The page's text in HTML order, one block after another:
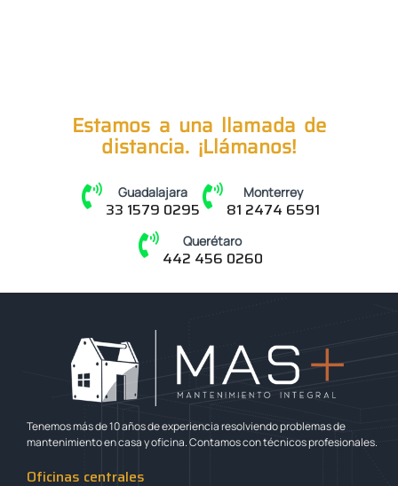
Estamos a una llamada de
distancia. ¡Llámanos!
Guadalajara
33 1579 0295
Monterrey
81 2474 6591
Querétaro
442 456 0260
Tenemos más de 10 años de experiencia resolviendo problemas de
mantenimiento en casa y oficina. Contamos con técnicos profesionales.
Oficinas centrales